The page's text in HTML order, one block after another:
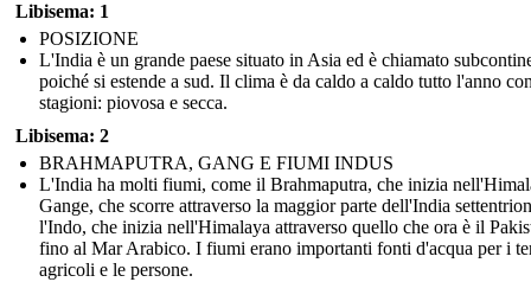
Libisema: 1
POSIZIONE
L'India è un grande paese situato in Asia ed è chiamato
poiché si estende a sud. Il clima è da caldo a caldo tutto l'anno
stagioni: piovosa e secca.
Libisema: 2
BRAHMAPUTRA, GANG E FIUMI INDUS
L'India ha molti fiumi, come il Brahmaputra, che inizia
Gange, che scorre attraverso la maggior parte dell'India
l'Indo, che inizia nell'Himalaya attraverso quello che ora è il
fino al Mar Arabico. I fiumi erano importanti fonti d'acqua per i
agricoli e le persone.